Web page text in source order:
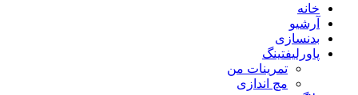
خانه
آرشیو
بدنسازی
پاورلیفتینگ
تمرینات من
مچ اندازی